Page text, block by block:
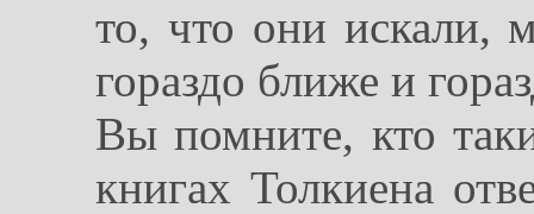
то, что они искали,
гораздо ближе и
Вы помните, кто
книгах Толкиена